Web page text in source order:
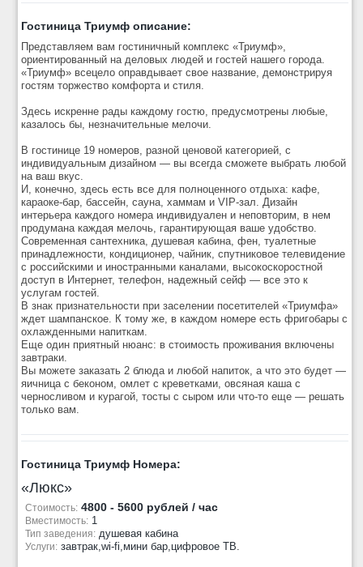
Гостиница Триумф описание:
Представляем вам гостиничный комплекс «Триумф»,
ориентированный на деловых людей и гостей нашего города.
«Триумф» всецело оправдывает свое название, демонстрируя
гостям торжество комфорта и стиля.
Здесь искренне рады каждому гостю, предусмотрены любые,
казалось бы, незначительные мелочи.
В гостинице 19 номеров, разной ценовой категорией, с
индивидуальным дизайном — вы всегда сможете выбрать любой
на ваш вкус.
И, конечно, здесь есть все для полноценного отдыха: кафе,
караоке-бар, бассейн, сауна, хаммам и VIP-зал. Дизайн
интерьера каждого номера индивидуален и неповторим, в нем
продумана каждая мелочь, гарантирующая ваше удобство.
Современная сантехника, душевая кабина, фен, туалетные
принадлежности, кондиционер, чайник, спутниковое телевидение
с российскими и иностранными каналами, высокоскоростной
доступ в Интернет, телефон, надежный сейф — все это к
услугам гостей.
В знак признательности при заселении посетителей «Триумфа»
ждет шампанское. К тому же, в каждом номере есть фригобары с
охлажденными напиткам.
Еще один приятный нюанс: в стоимость проживания включены
завтраки.
Вы можете заказать 2 блюда и любой напиток, а что это будет —
яичница с беконом, омлет с креветками, овсяная каша с
черносливом и курагой, тосты с сыром или что-то еще — решать
только вам.
Гостиница Триумф Номера:
«Люкс»
Стоимость: 4800 - 5600 рублей / час
Вместимость: 1
Тип заведения: душевая кабина
Услуги: завтрак,wi-fi,мини бар,цифровое ТВ.